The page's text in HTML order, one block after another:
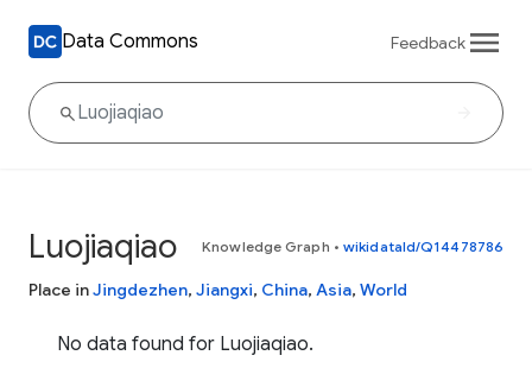
Data Commons Feedback
Luojiaqiao Knowledge Graph • wikidataId/Q14478786
Place inJingdezhen, Jiangxi, China, Asia, World
No data found for Luojiaqiao.